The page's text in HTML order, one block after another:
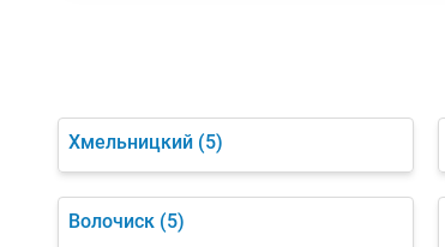
Хмельницкий (5)
Волочиск (5)